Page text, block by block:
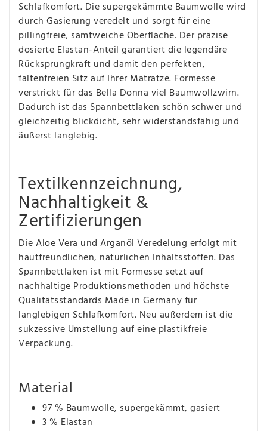
Schlafkomfort. Die supergekämmte Baumwolle wird
durch Gasierung veredelt und sorgt für eine
pillingfreie, samtweiche Oberfläche. Der präzise
dosierte Elastan-Anteil garantiert die legendäre
Rücksprungkraft und damit den perfekten,
faltenfreien Sitz auf Ihrer Matratze. Formesse
verstrickt für das Bella Donna viel Baumwollzwirn.
Dadurch ist das Spannbettlaken schön schwer und
gleichzeitig blickdicht, sehr widerstandsfähig und
äußerst langlebig.
Textilkennzeichnung,
Nachhaltigkeit &
Zertifizierungen
Die Aloe Vera und Arganöl Veredelung erfolgt mit
hautfreundlichen, natürlichen Inhaltsstoffen. Das
Spannbettlaken ist mit Formesse setzt auf
nachhaltige Produktionsmethoden und höchste
Qualitätsstandards Made in Germany für
langlebigen Schlafkomfort. Neu außerdem ist die
sukzessive Umstellung auf eine plastikfreie
Verpackung.
Material
97 % Baumwolle, supergekämmt, gasiert
3 % Elastan